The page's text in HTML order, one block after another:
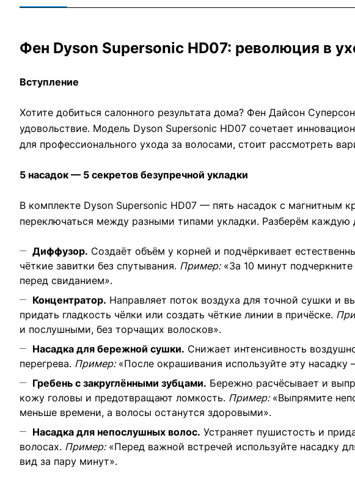
Фен Dyson Supersonic HD07: революция в
Вступление
Хотите добиться салонного результата дома? Фен Дайсон
удовольствие. Модель Dyson Supersonic HD07 сочетает
для профессионального ухода за волосами, стоит рассмотреть
5 насадок — 5 секретов безупречной укладки
В комплекте Dyson Supersonic HD07 — пять насадок с магнитным
переключаться между разными типами укладки. Разберём каждую
Диффузор. Создаёт объём у корней и подчёркивает
чёткие завитки без спутывания. Пример:«За 10 минут подчеркните
перед свиданием».
Концентратор. Направляет поток воздуха для точной сушки и
придать гладкость чёлки или создать чёткие линии в причёске.
и послушными, без торчащих волосков».
Насадка для бережной сушки. Снижает интенсивность
перегрева. Пример:«После окрашивания используйте эту
Гребень с закруглёнными зубцами. Бережно расчёсывает и
кожу головы и предотвращают ломкость. Пример:«Выпрямите
меньше времени, а волосы останутся здоровыми».
Насадка для непослушных волос. Устраняет пушистость и
волосах. Пример:«Перед важной встречей используйте насадку
вид за пару минут».